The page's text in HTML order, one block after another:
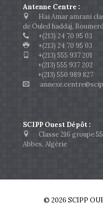
Antenne Centre :
Hai Amar amrani
de Ouled haddaj,
+(213) 24 70 95 03
+(213) 24 70 95 03
+(213) 555 937 201
+(213) 555 937 202
+(213) 550 989 827
SCIPP Ouest Dépôt :
Classe 216 groupe
Abbes, Algérie
© 2026 SCIPP